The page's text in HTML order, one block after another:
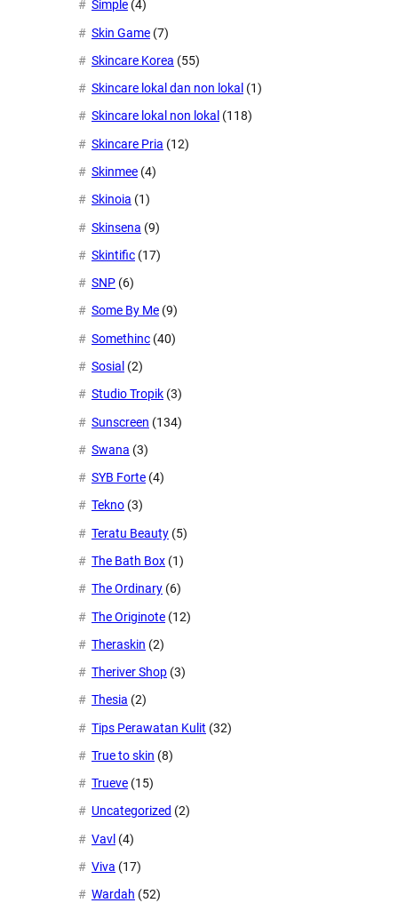
Simple (4)
Skin Game (7)
Skincare Korea (55)
Skincare lokal dan non lokal (1)
Skincare lokal non lokal (118)
Skincare Pria (12)
Skinmee (4)
Skinoia (1)
Skinsena (9)
Skintific (17)
SNP (6)
Some By Me (9)
Somethinc (40)
Sosial (2)
Studio Tropik (3)
Sunscreen (134)
Swana (3)
SYB Forte (4)
Tekno (3)
Teratu Beauty (5)
The Bath Box (1)
The Ordinary (6)
The Originote (12)
Theraskin (2)
Theriver Shop (3)
Thesia (2)
Tips Perawatan Kulit (32)
True to skin (8)
Trueve (15)
Uncategorized (2)
Vavl (4)
Viva (17)
Wardah (52)